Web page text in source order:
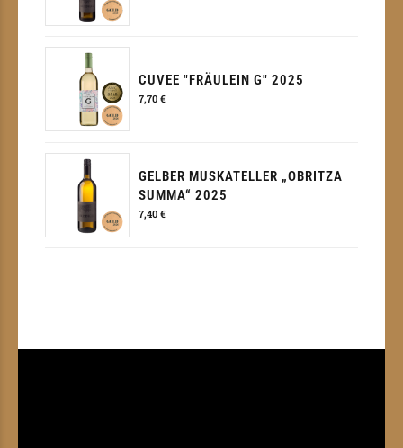
CUVEE "FRÄULEIN G" 2025
7,70€
GELBER MUSKATELLER „OBRITZA
SUMMA“ 2025
7,40€